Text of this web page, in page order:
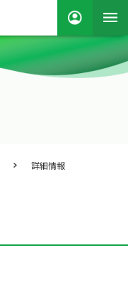
詳細情報